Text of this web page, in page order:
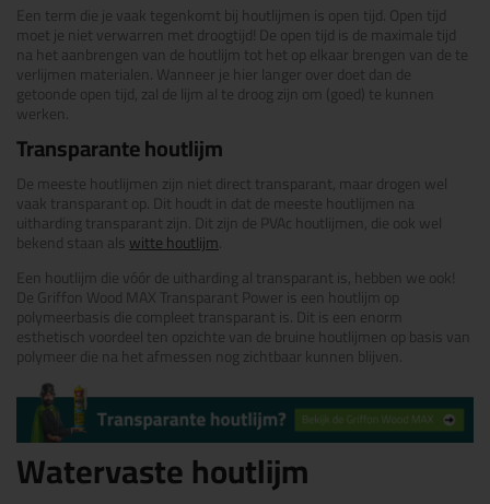
Een term die je vaak tegenkomt bij houtlijmen is open tijd. Open tijd
moet je niet verwarren met droogtijd! De open tijd is de maximale tijd
na het aanbrengen van de houtlijm tot het op elkaar brengen van de te
verlijmen materialen. Wanneer je hier langer over doet dan de
getoonde open tijd, zal de lijm al te droog zijn om (goed) te kunnen
werken.
Transparante houtlijm
De meeste houtlijmen zijn niet direct transparant, maar drogen wel
vaak transparant op. Dit houdt in dat de meeste houtlijmen na
uitharding transparant zijn. Dit zijn de PVAc houtlijmen, die ook wel
bekend staan alswitte houtlijm.
Een houtlijm die vóór de uitharding al transparant is, hebben we ook!
De Griffon Wood MAX Transparant Power is een houtlijm op
polymeerbasis die compleet transparant is. Dit is een enorm
esthetisch voordeel ten opzichte van de bruine houtlijmen op basis van
polymeer die na het afmessen nog zichtbaar kunnen blijven.
Watervaste houtlijm